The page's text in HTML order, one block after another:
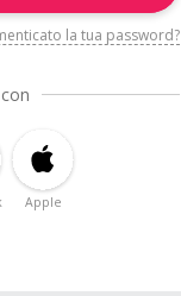
la tua password?
Apple